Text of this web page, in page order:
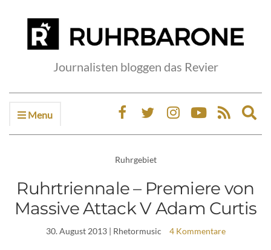
Journalisten bloggen das Revier
Menu
Ruhrgebiet
Ruhrtriennale – Premiere von
Massive Attack V Adam Curtis
30. August 2013| Rhetormusic 4 Kommentare